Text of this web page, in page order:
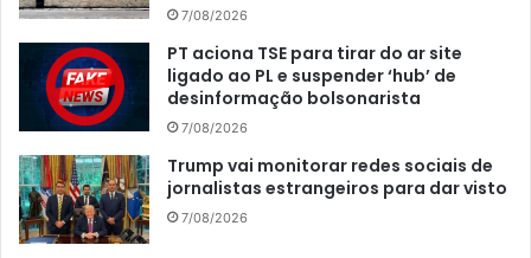
7/08/2026
PT aciona TSE para tirar do ar site
ligado ao PL e suspender ‘hub’ de
desinformação bolsonarista
7/08/2026
Trump vai monitorar redes sociais de
jornalistas estrangeiros para dar visto
7/08/2026